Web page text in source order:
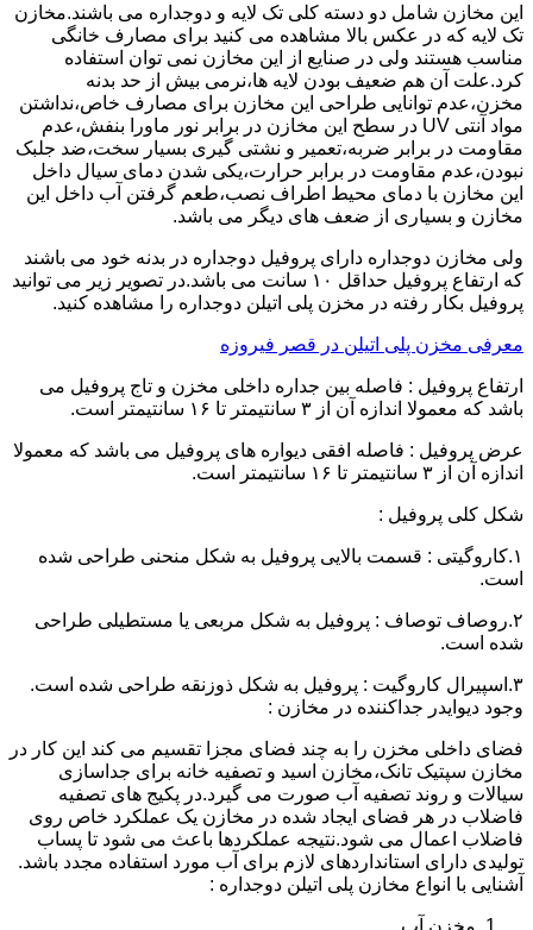
این مخازن شامل دو دسته کلی تک لایه و دوجداره می باشند.مخازن
تک لایه که در عکس بالا مشاهده می کنید برای مصارف خانگی
مناسب هستند ولی در صنایع از این مخازن نمی توان استفاده
کرد.علت آن هم ضعیف بودن لایه ها،نرمی بیش از حد بدنه
مخزن،عدم توانایی طراحی این مخازن برای مصارف خاص،نداشتن
مواد آنتی UV در سطح این مخازن در برابر نور ماورا بنفش،عدم
مقاومت در برابر ضربه،تعمیر و نشتی گیری بسیار سخت،ضد جلبک
نبودن،عدم مقاومت در برابر حرارت،یکی شدن دمای سیال داخل
این مخازن با دمای محیط اطراف نصب،طعم گرفتن آب داخل این
مخازن و بسیاری از ضعف های دیگر می باشد.
ولی مخازن دوجداره دارای پروفیل دوجداره در بدنه خود می باشند
که ارتفاع پروفیل حداقل ۱۰ سانت می باشد.در تصویر زیر می توانید
پروفیل بکار رفته در مخزن پلی اتیلن دوجداره را مشاهده کنید.
معرفی مخزن پلی اتیلن در قصر فیروزه
ارتفاع پروفیل : فاصله بین جداره داخلی مخزن و تاج پروفیل می
باشد که معمولا اندازه آن از ۳ سانتیمتر تا ۱۶ سانتیمتر است.
عرض پروفیل : فاصله افقی دیواره های پروفیل می باشد که معمولا
اندازه آن از ۳ سانتیمتر تا ۱۶ سانتیمتر است.
شکل کلی پروفیل :
۱.کاروگیتی : قسمت بالایی پروفیل به شکل منحنی طراحی شده
است.
۲.روصاف توصاف : پروفیل به شکل مربعی یا مستطیلی طراحی
شده است.
۳.اسپیرال کاروگیت : پروفیل به شکل ذوزنقه طراحی شده است.
وجود دیوایدر جداکننده در مخازن :
فضای داخلی مخزن را به چند فضای مجزا تقسیم می کند این کار در
مخازن سپتیک تانک،مخازن اسید و تصفیه خانه برای جداسازی
سیالات و روند تصفیه آب صورت می گیرد.در پکیج های تصفیه
فاضلاب در هر فضای ایجاد شده در مخازن یک عملکرد خاص روی
فاضلاب اعمال می شود.نتیجه عملکردها باعث می شود تا پساب
تولیدی دارای استانداردهای لازم برای آب مورد استفاده مجدد باشد.
آشنایی با انواع مخازن پلی اتیلن دوجداره :
مخزن آب